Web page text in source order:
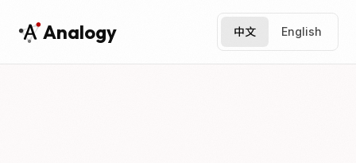
Analogy 中文 English